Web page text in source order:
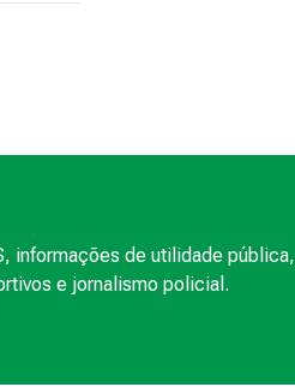
informações de utilidade pública,
e jornalismo policial.